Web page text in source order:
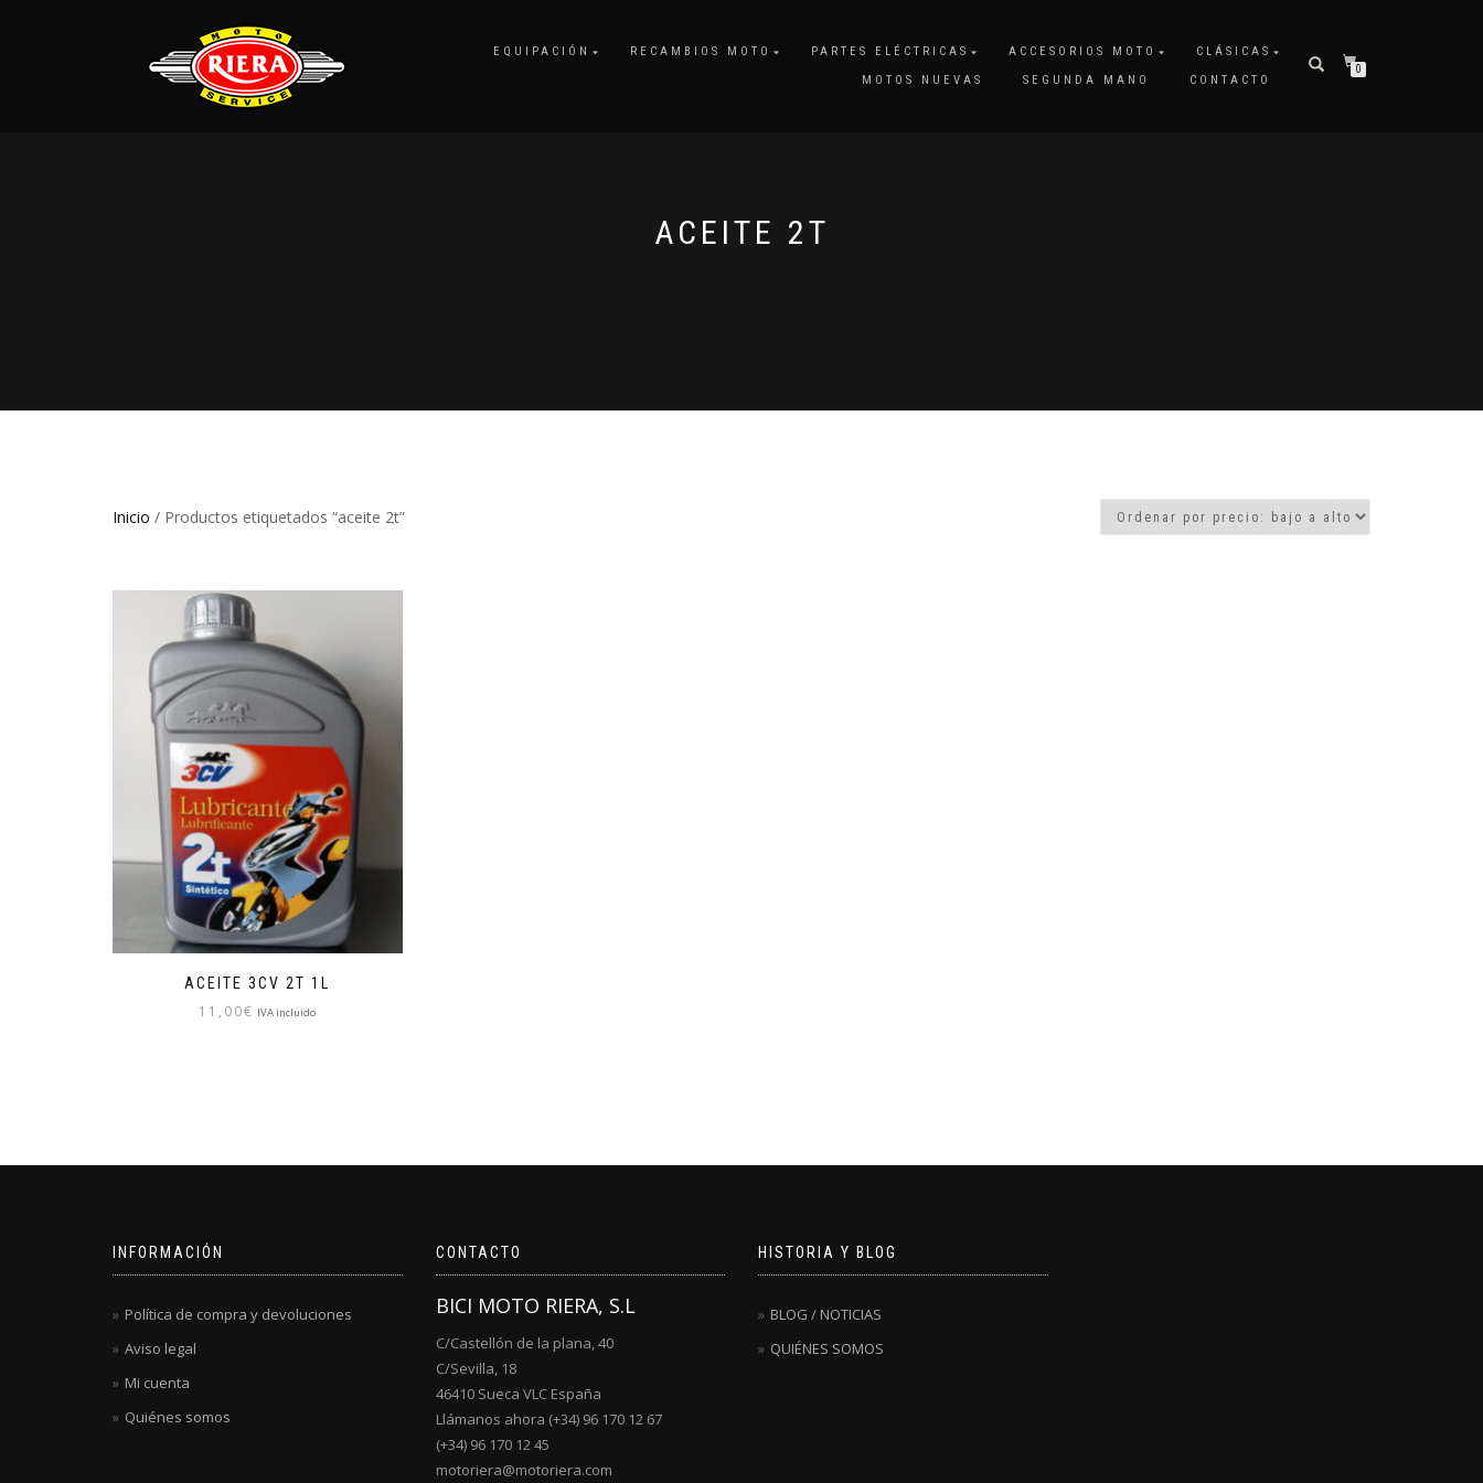
EQUIPACIÓN RECAMBIOS MOTO PARTES ELÉCTRICAS ACCESORIOS MOTO
CLÁSICAS
MOTOS NUEVAS
SEGUNDA MANO CONTACTO
0
ACEITE 2T
Inicio / Productos etiquetados “aceite 2t”
ACEITE 3CV 2T 1L
11,00€ IVA incluido
INFORMACIÓN
Política de compra y devoluciones
Aviso legal
Mi cuenta
Quiénes somos
CONTACTO
BICI MOTO RIERA, S.L
C/Castellón de la plana, 40
C/Sevilla, 18
46410 Sueca VLC España
Llámanos ahora (+34) 96 170 12 67
(+34) 96 170 12 45
motoriera@motoriera.com
HISTORIA Y BLOG
BLOG / NOTICIAS
QUIÉNES SOMOS